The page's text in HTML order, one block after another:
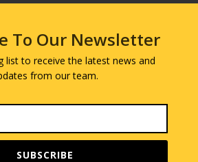
To Our Newsletter
list to receive the latest news and
from our team.
SUBSCRIBE